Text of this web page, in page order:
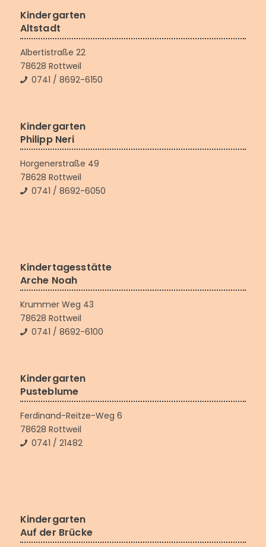
Kindergarten
Altstadt
Albertistraße 22
78628 Rottweil
0741 / 8692-6150
Kindergarten
Philipp Neri
Horgenerstraße 49
78628 Rottweil
0741 / 8692-6050
Kindertagesstätte
Arche Noah
Krummer Weg 43
78628 Rottweil
0741 / 8692-6100
Kindergarten
Pusteblume
Ferdinand-Reitze-Weg 6
78628 Rottweil
0741 / 21482
Kindergarten
Auf der Brücke